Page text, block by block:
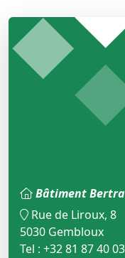
Bâtiment
Rue de Liroux, 8
5030 Gembloux
Tel : +32 81 87 40 03